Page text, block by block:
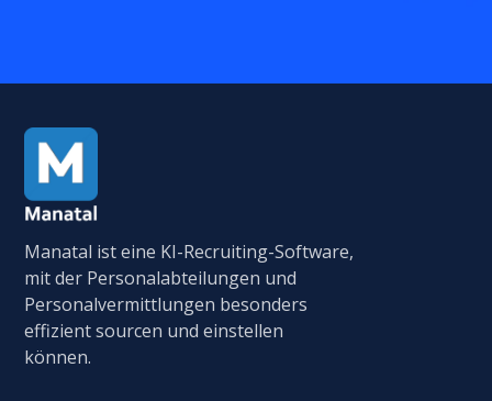
Manatal ist eine KI-Recruiting-Software,
mit der Personalabteilungen und
Personalvermittlungen besonders
effizient sourcen und einstellen
können.